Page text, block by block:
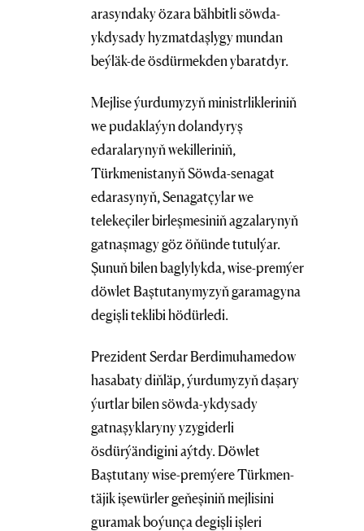
arasyndaky özara bähbitli söwda-
ykdysady hyzmatdaşlygy mundan
beýläk-de ösdürmekden ybaratdyr.
Mejlise ýurdumyzyň ministrlikleriniň
we pudaklaýyn dolandyryş
edaralarynyň wekilleriniň,
Türkmenistanyň Söwda-senagat
edarasynyň, Senagatçylar we
telekeçiler birleşmesiniň agzalarynyň
gatnaşmagy göz öňünde tutulýar.
Şunuň bilen baglylykda, wise-premýer
döwlet Baştutanymyzyň garamagyna
degişli teklibi hödürledi.
Prezident Serdar Berdimuhamedow
hasabaty diňläp, ýurdumyzyň daşary
ýurtlar bilen söwda-ykdysady
gatnaşyklaryny yzygiderli
ösdürýändigini aýtdy. Döwlet
Baştutany wise-premýere Türkmen-
täjik işewürler geňeşiniň mejlisini
guramak boýunça degişli işleri